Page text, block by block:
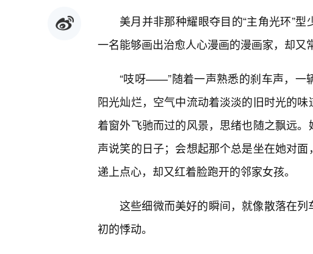
美月并非那种耀眼夺目的“主角光环”
一名能够画出治愈人心漫画的漫画家，却又
“吱呀——”随着一声熟悉的刹车声，一
阳光灿烂，空气中流动着淡淡的旧时光的
着窗外飞驰而过的风景，思绪也随之飘远
声说笑的日子；会想起那个总是坐在她对
递上点心，却又红着脸跑开的邻家女孩。
这些细微而美好的瞬间，就像散落在
初的悸动。